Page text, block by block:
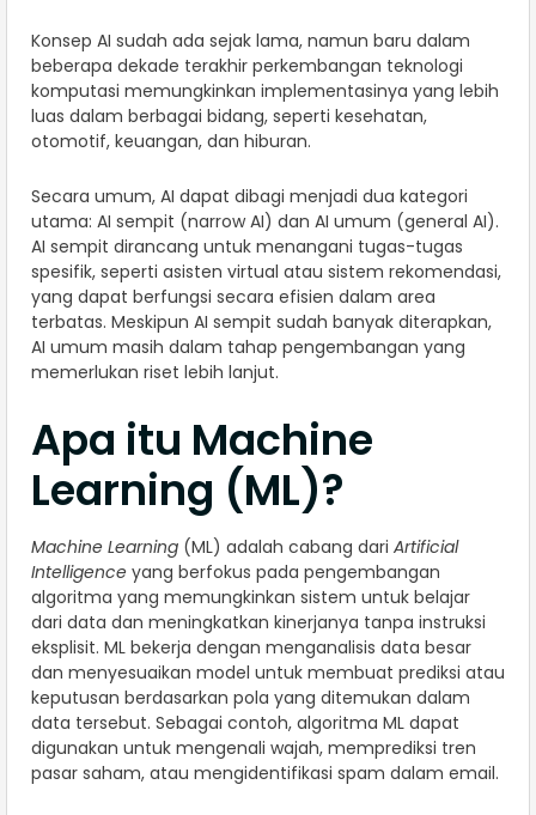
Konsep AI sudah ada sejak lama, namun baru dalam
beberapa dekade terakhir perkembangan teknologi
komputasi memungkinkan implementasinya yang lebih
luas dalam berbagai bidang, seperti kesehatan,
otomotif, keuangan, dan hiburan.
Secara umum, AI dapat dibagi menjadi dua kategori
utama: AI sempit (narrow AI) dan AI umum (general AI).
AI sempit dirancang untuk menangani tugas-tugas
spesifik, seperti asisten virtual atau sistem rekomendasi,
yang dapat berfungsi secara efisien dalam area
terbatas. Meskipun AI sempit sudah banyak diterapkan,
AI umum masih dalam tahap pengembangan yang
memerlukan riset lebih lanjut.
Apa itu Machine
Learning (ML)?
Machine Learning (ML) adalah cabang dari Artificial
Intelligence yang berfokus pada pengembangan
algoritma yang memungkinkan sistem untuk belajar
dari data dan meningkatkan kinerjanya tanpa instruksi
eksplisit. ML bekerja dengan menganalisis data besar
dan menyesuaikan model untuk membuat prediksi atau
keputusan berdasarkan pola yang ditemukan dalam
data tersebut. Sebagai contoh, algoritma ML dapat
digunakan untuk mengenali wajah, memprediksi tren
pasar saham, atau mengidentifikasi spam dalam email.